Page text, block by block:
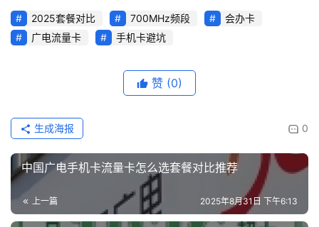
2025套餐对比 700MHz频段
会办卡
广电流量卡
手机卡避坑
赞 (0)
0
生成海报
中国广电手机卡流量卡怎么选套餐对比推荐
上一篇 2025年8月31日 下午6:13